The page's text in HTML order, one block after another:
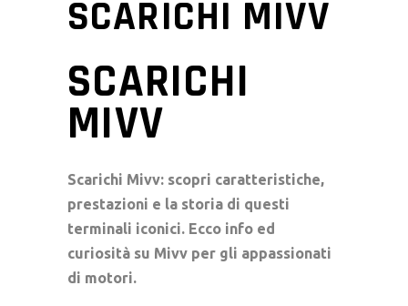
SCARICHI MIVV
SCARICHI
MIVV
Scarichi Mivv: scopri caratteristiche,
prestazioni e la storia di questi
terminali iconici. Ecco info ed
curiosità su Mivv per gli appassionati
di motori.